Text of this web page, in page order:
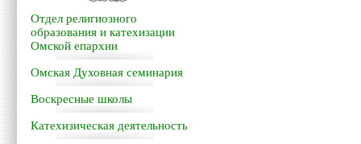
Отдел религиозного
образования и катехизации
Омской епархии
Омская Духовная семинария
Воскресные школы
Катехизическая деятельность